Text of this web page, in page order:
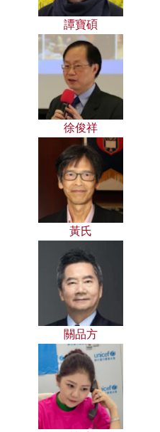
譚寶碩
徐俊祥
黃氏
關品方